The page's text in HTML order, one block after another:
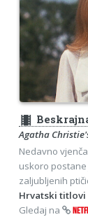
theaters
Agatha
Nedavno
uskoro
zaljubljenih
Hrvatski titlovi
Gledaj na